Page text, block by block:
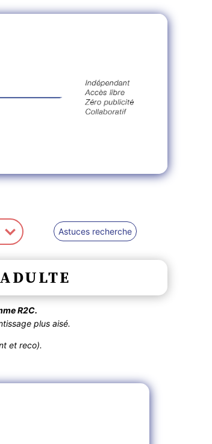
Astuces recherche
R2C.
plus aisé.
et reco).